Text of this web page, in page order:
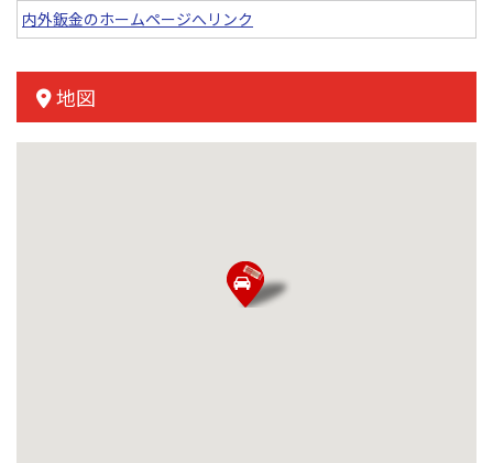
内外鈑金のホームページへリンク
地図